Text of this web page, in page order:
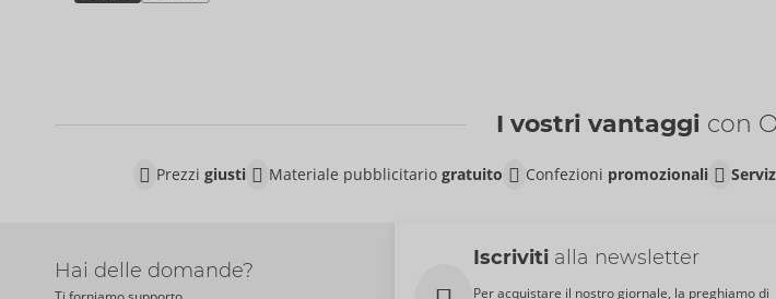
I vostri vantaggi con
Prezzi giusti Materiale pubblicitario gratuito Confezioni promozionali
Hai delle domande?
Iscriviti alla newsletter
Per acquistare il nostro giornale, la preghiamo di